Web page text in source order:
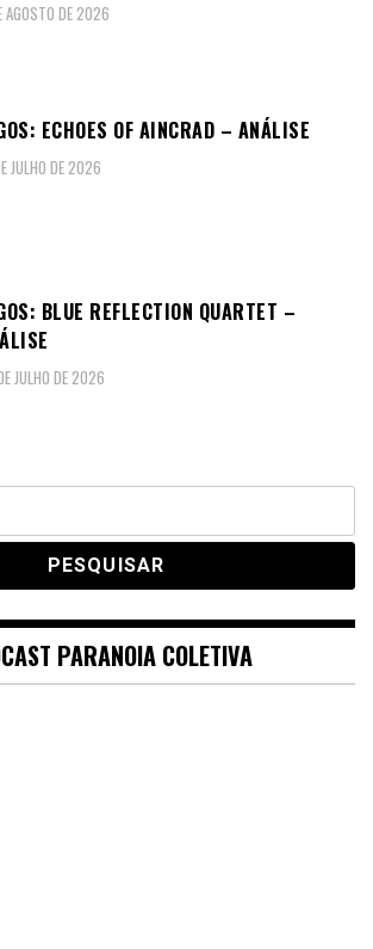
AGOSTO DE 2026
ECHOES OF AINCRAD – ANÁLISE
JULHO DE 2026
BLUE REFLECTION QUARTET –
JULHO DE 2026
PARANOIA COLETIVA